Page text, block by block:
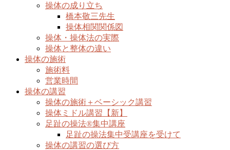
操体の成り立ち
橋本敬三先生
操体相関関係図
操体・操体法の実際
操体と整体の違い
操体の施術
施術料
営業時間
操体の講習
操体の施術＋ベーシック講習
操体ミドル講習【新】
足趾の操法®集中講座
足趾の操法集中受講座を受けて
操体の講習の選び方